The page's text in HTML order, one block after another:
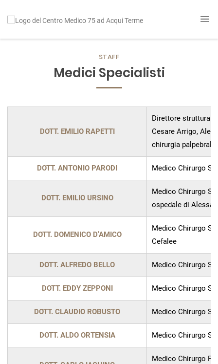
STAFF
Medici Specialisti
DOTT. EMILIO RAPETTI
Direttore struttura
Cesare Arrigo,
chirurgia
DOTT. ANTONIO PARODI Medico Chirurgo
DOTT. EMILIO URSINO
Medico Chirurgo
ospedale di
DOTT. DOMENICO D’AMICO
Medico Chirurgo
Cefalee
DOTT. ALFREDO BELLO Medico Chirurgo
DOTT. EDDY ZEPPONI Medico Chirurgo
DOTT. CLAUDIO ROBUSTO Medico Chirurgo
DOTT. ALDO ORTENSIA Medico Chirurgo
Medico Chirurgo